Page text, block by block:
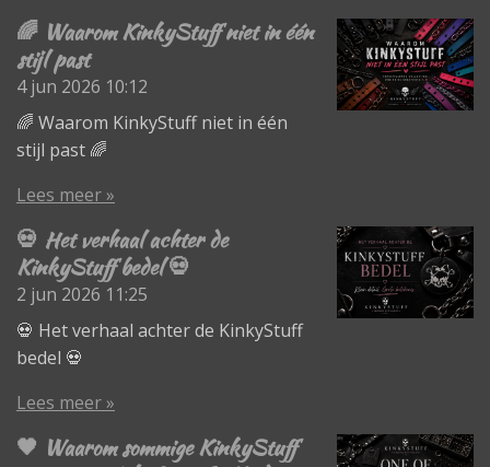
🌈 Waarom KinkyStuff niet in één
stijl past
4 jun 2026 10:12
🌈 Waarom KinkyStuff niet in één
stijl past 🌈
Lees meer »
💀 Het verhaal achter de
KinkyStuff bedel 💀
2 jun 2026 11:25
💀 Het verhaal achter de KinkyStuff
bedel 💀
Lees meer »
🖤 Waarom sommige KinkyStuff